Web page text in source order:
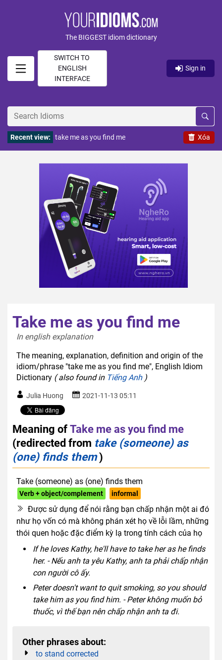
The BIGGEST idiom dictionary
SWITCH TO
ENGLISH
INTERFACE
Sign in
Xóa
Recent view: take me as you find me
Take me as you find me
In english explanation
The meaning, explanation, definition and origin of the
idiom/phrase "take me as you find me", English Idiom
Dictionary ( also found in Tiếng Anh)
Julia Huong 2021-11-13 05:11
Meaning ofTake me as you find me
(redirected from take (someone) as
(one) finds them)
Take (someone) as (one) finds them
Verb + object/complement informal
Được sử dụng để nói rằng bạn chấp nhận một ai đó
như họ vốn có mà không phán xét họ về lỗi lầm, những
thói quen hoặc đặc điểm kỳ lạ trong tính cách của họ
If he loves Kathy, he'll have to take her as he finds
her. - Nếu anh ta yêu Kathy, anh ta phải chấp nhận
con người cô ấy.
Peter doesn't want to quit smoking, so you should
take him as you find him. - Peter không muốn bỏ
thuốc, vì thế bạn nên chấp nhận anh ta đi.
Other phrases about:
to stand corrected